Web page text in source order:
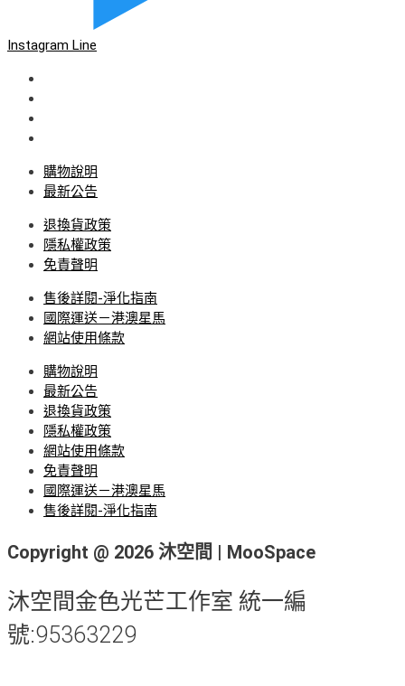
Instagram Line
購物說明
最新公告
退換貨政策
隱私權政策
免責聲明
售後詳閱-淨化指南
國際運送－港澳星馬
網站使用條款
購物說明
最新公告
退換貨政策
隱私權政策
網站使用條款
免責聲明
國際運送－港澳星馬
售後詳閱-淨化指南
Copyright @ 2026 沐空間 | MooSpace
沐空間金色光芒工作室 統一編
號:95363229